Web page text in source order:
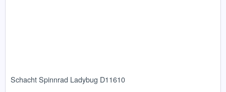
Schacht Spinnrad Ladybug D11610